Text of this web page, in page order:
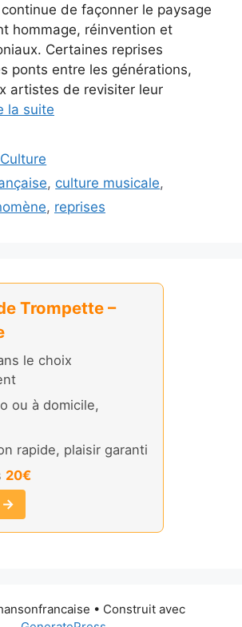
de façonner le paysage
hommage, réinvention et
Certaines reprises
ponts entre les générations,
artistes de revisiter leur
la suite
, culture musicale,
, reprises
Trompette –
le choix
ou à domicile,
rapide, plaisir garanti
20€
→
• Construit avec